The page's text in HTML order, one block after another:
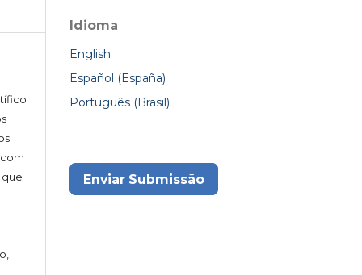
que
Idioma
English
Español (España)
Português (Brasil)
Enviar Submissão